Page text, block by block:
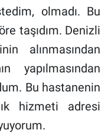
olmadı. Bu
taşıdım. Denizli
alınmasından
yapılmasından
Bu hastanenin
hizmeti adresi